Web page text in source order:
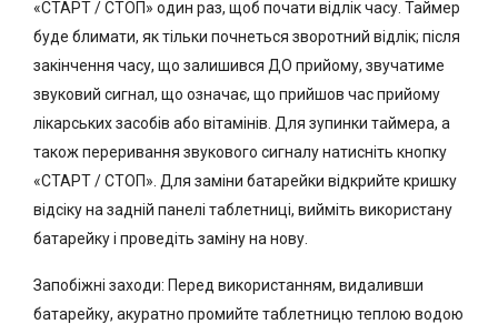
«СТАРТ / СТОП» один раз, щоб почати відлік часу. Таймер
буде блимати, як тільки почнеться зворотний відлік; після
закінчення часу, що залишився ДО прийому, звучатиме
звуковий сигнал, що означає, що прийшов час прийому
лікарських засобів або вітамінів. Для зупинки таймера, а
також переривання звукового сигналу натисніть кнопку
«СТАРТ / СТОП». Для заміни батарейки відкрийте кришку
відсіку на задній панелі таблетниці, вийміть використану
батарейку і проведіть заміну на нову.
Запобіжні заходи: Перед використанням, видаливши
батарейку, акуратно промийте таблетницю теплою водою